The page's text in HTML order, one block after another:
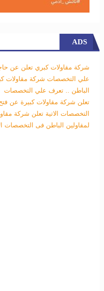
ADS
شركة مقاولات كبري تعلن عن
علي التخصصات شركة مقاولات
الباطن .. تعرف علي التخصصات
تعلن شركة مقاولات كبيرة عن
التخصصات الاتية تعلن شركة
لمقاولين الباطن فى التخصصات